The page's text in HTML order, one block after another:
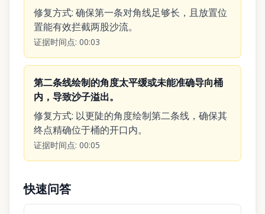
修复方式: 确保第一条对角线足够长，且放置位
置能有效拦截两股沙流。
证据时间点: 00:03
第二条线绘制的角度太平缓或未能准确导向桶
内，导致沙子溢出。
修复方式: 以更陡的角度绘制第二条线，确保其
终点精确位于桶的开口内。
证据时间点: 00:05
快速问答